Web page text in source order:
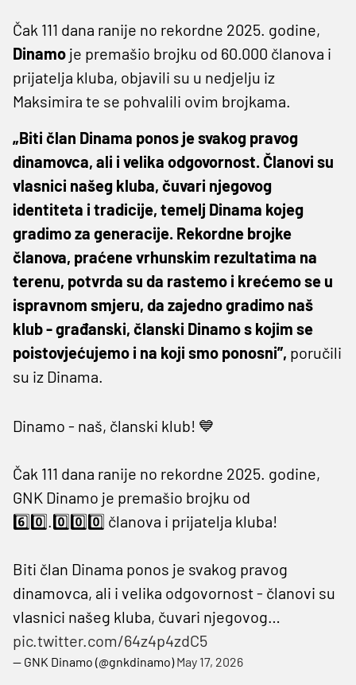
Čak 111 dana ranije no rekordne 2025. godine,
Dinamo je premašio brojku od 60.000 članova i
prijatelja kluba, objavili su u nedjelju iz
Maksimira te se pohvalili ovim brojkama.
„Biti član Dinama ponos je svakog pravog
dinamovca, ali i velika odgovornost. Članovi su
vlasnici našeg kluba, čuvari njegovog
identiteta i tradicije, temelj Dinama kojeg
gradimo za generacije. Rekordne brojke
članova, praćene vrhunskim rezultatima na
terenu, potvrda su da rastemo i krećemo se u
ispravnom smjeru, da zajedno gradimo naš
klub - građanski, članski Dinamo s kojim se
poistovjećujemo i na koji smo ponosni”, poručili
su iz Dinama.
Dinamo - naš, članski klub! 💙
Čak 111 dana ranije no rekordne 2025. godine,
GNK Dinamo je premašio brojku od
6️⃣0️⃣.0️⃣0️⃣0️⃣ članova i prijatelja kluba!
Biti član Dinama ponos je svakog pravog
dinamovca, ali i velika odgovornost - članovi su
vlasnici našeg kluba, čuvari njegovog…
pic.twitter.com/64z4p4zdC5
— GNK Dinamo (@gnkdinamo)May 17, 2026